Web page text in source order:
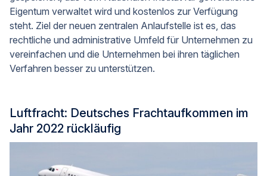
Eigentum verwaltet wird und kostenlos zur Verfügung
steht. Ziel der neuen zentralen Anlaufstelle ist es, das
rechtliche und administrative Umfeld für Unternehmen zu
vereinfachen und die Unternehmen bei ihren täglichen
Verfahren besser zu unterstützen.
Luftfracht: Deutsches Frachtaufkommen im
Jahr 2022 rückläufig